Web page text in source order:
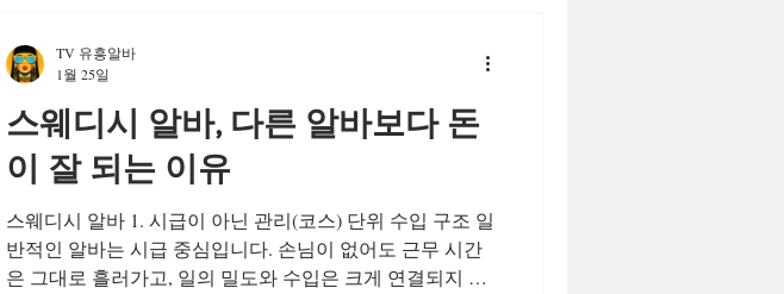
후 몇 시간만 근무 가능 출근 강요 없는 구조 선호 월 목표
수입을 안정적으로 채우고 싶은 유형 👉 “크게 벌기보다,
꾸준히 보태는 수입”을 원하는 사람들이 많이 선택합니다.
창원 스웨디시알바 창원 스웨디시알바 2. 초보·경험 없는 상
태에서 시작하려는 사람 창원 스웨디시알바를 알아보는
스웨디시 알바, 다른 알바보다 돈
이 잘 되는 이유
스웨디시 알바 1. 시급이 아닌 관리(코스) 단위 수입 구조 일
반적인 알바는 시급 중심입니다. 손님이 없어도 근무 시간
은 그대로 흘러가고, 일의 밀도와 수입은 크게 연결되지 않
TV 유흥알바
1월 25일